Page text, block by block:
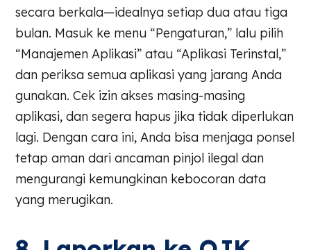
secara berkala—idealnya setiap dua atau tiga
bulan. Masuk ke menu “Pengaturan,” lalu pilih
“Manajemen Aplikasi” atau “Aplikasi Terinstal,”
dan periksa semua aplikasi yang jarang Anda
gunakan. Cek izin akses masing-masing
aplikasi, dan segera hapus jika tidak diperlukan
lagi. Dengan cara ini, Anda bisa menjaga ponsel
tetap aman dari ancaman pinjol ilegal dan
mengurangi kemungkinan kebocoran data
yang merugikan.